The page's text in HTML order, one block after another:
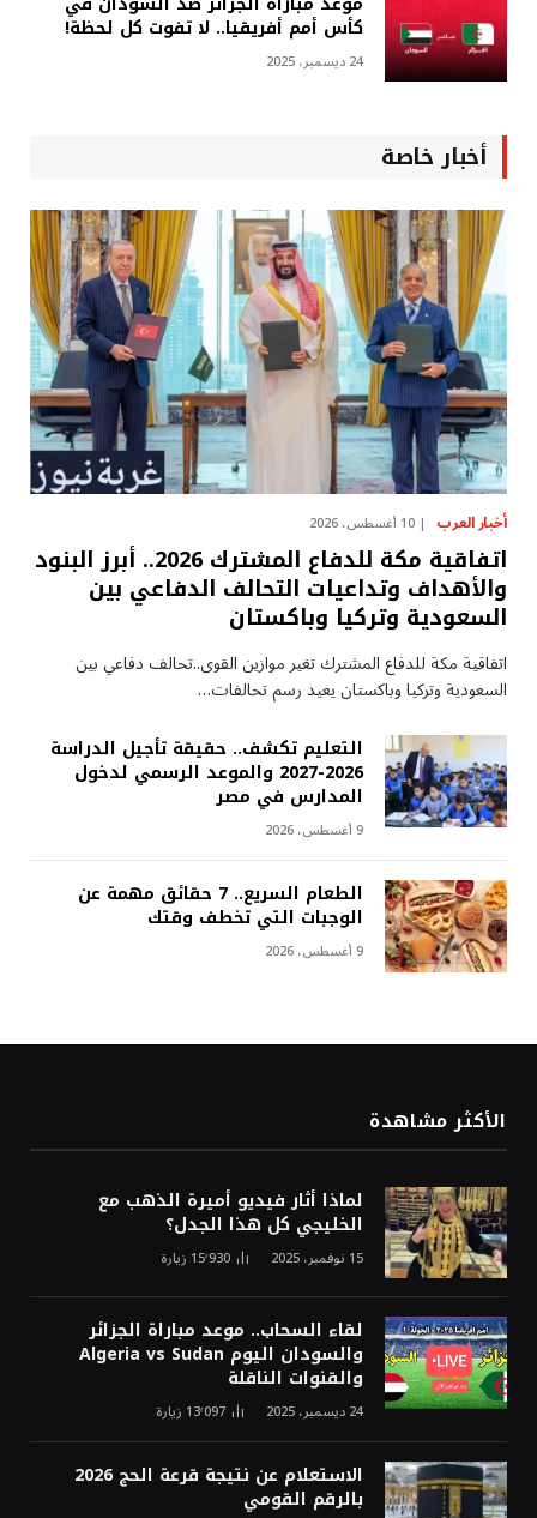
كأس أمم أفريقيا.. لا تفوت كل لحظة!
24 ديسمبر، 2025
أخبار خاصة
أخبار العرب 10 أغسطس، 2026
اتفاقية مكة للدفاع المشترك 2026.. أبرز البنود
والأهداف وتداعيات التحالف الدفاعي بين
السعودية وتركيا وباكستان
اتفاقية مكة للدفاع المشترك تغير موازين القوى..تحالف دفاعي بين
السعودية وتركيا وباكستان يعيد رسم تحالفات…
التعليم تكشف.. حقيقة تأجيل الدراسة
2026-2027 والموعد الرسمي لدخول
المدارس في مصر
9 أغسطس، 2026
الطعام السريع.. 7 حقائق مهمة عن
الوجبات التي تخطف وقتك
9 أغسطس، 2026
الأكثر مشاهدة
لماذا أثار فيديو أميرة الذهب مع
الخليجي كل هذا الجدل؟
15 نوفمبر، 2025 15٬930 زيارة
لقاء السحاب.. موعد مباراة الجزائر
والسودان اليوم Algeria vs Sudan
والقنوات الناقلة
24 ديسمبر، 2025 13٬097 زيارة
الاستعلام عن نتيجة قرعة الحج 2026
بالرقم القومي